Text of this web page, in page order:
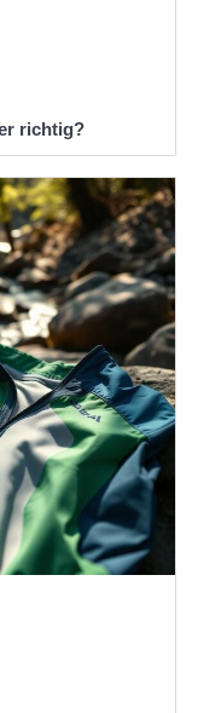
richtig?